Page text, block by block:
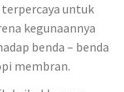
untuk
kegunaannya
benda – benda
membran.